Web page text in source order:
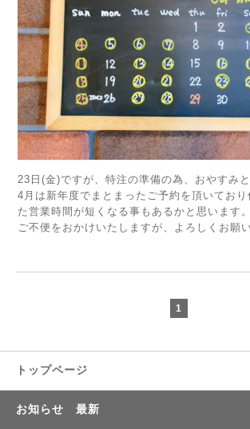
23日(金)ですが、特注の準備の為、おやすみ
4月は新年度でまとまったご予約を頂いており
た営業時間が短くなる事もあるかと思います。
ご不便をおかけいたしますが、よろしくお願
1
トップページ
お知らせ 最新